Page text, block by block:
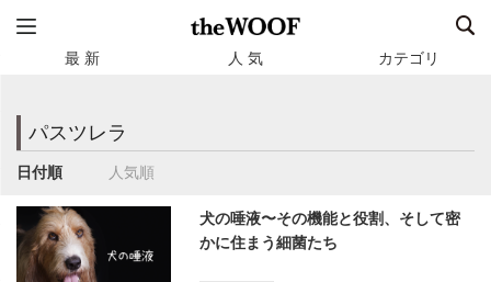
最 新 人 気 カテゴリ
パスツレラ
日付順 人気順
犬の唾液〜その機能と役割、そして密
かに住まう細菌たち